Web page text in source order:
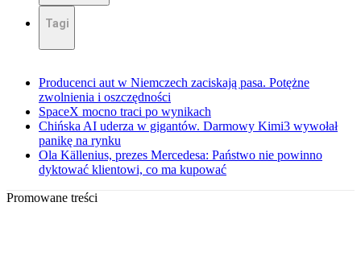
Tagi
Producenci aut w Niemczech zaciskają pasa. Potężne
zwolnienia i oszczędności
SpaceX mocno traci po wynikach
Chińska AI uderza w gigantów. Darmowy Kimi3 wywołał
panikę na rynku
Ola Källenius, prezes Mercedesa: Państwo nie powinno
dyktować klientowi, co ma kupować
Promowane treści